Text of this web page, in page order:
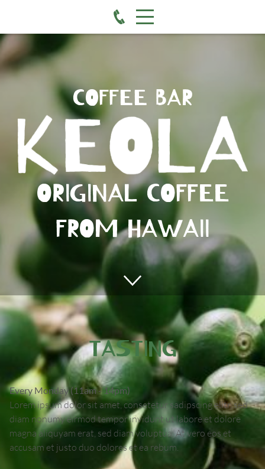
COFFEE BAR
ORIGINAL COFFEE
FROM HAWAII
TASTING
Every Monday (11am - 14pm)
Lorem ipsum dolor sit amet, consetetur sadipscing elitr, sed
diam nonumy eirmod tempor invidunt ut labore et dolore
magna aliquyam erat, sed diam voluptua. At vero eos et
accusam et justo duo dolores et ea rebum.